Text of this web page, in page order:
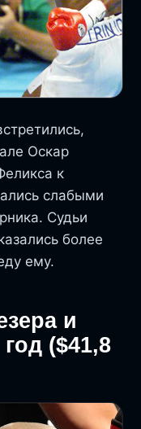
Оскар
к
слабыми
Судьи
более
ему.
и
($41,8